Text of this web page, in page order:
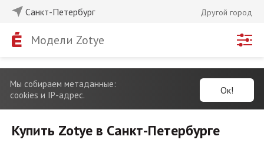
Санкт-Петербург Другой город
Модели Zotye
Мы собираем метаданные:
cookies и IP-адрес.
Ок!
Купить Zotye в Санкт-Петербурге